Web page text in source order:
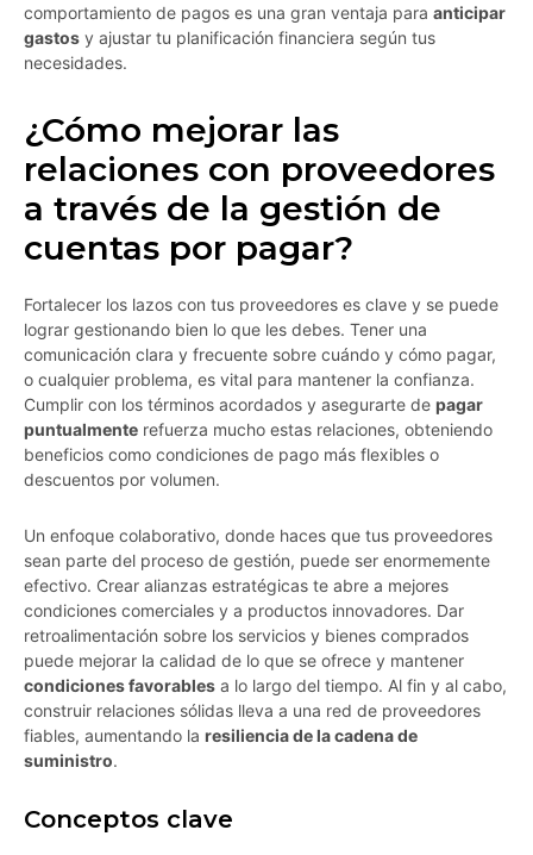
comportamiento de pagos es una gran ventaja para anticipar
gastos y ajustar tu planificación financiera según tus
necesidades.
¿Cómo mejorar las
relaciones con proveedores
a través de la gestión de
cuentas por pagar?
Fortalecer los lazos con tus proveedores es clave y se puede
lograr gestionando bien lo que les debes. Tener una
comunicación clara y frecuente sobre cuándo y cómo pagar,
o cualquier problema, es vital para mantener la confianza.
Cumplir con los términos acordados y asegurarte de pagar
puntualmente refuerza mucho estas relaciones, obteniendo
beneficios como condiciones de pago más flexibles o
descuentos por volumen.
Un enfoque colaborativo, donde haces que tus proveedores
sean parte del proceso de gestión, puede ser enormemente
efectivo. Crear alianzas estratégicas te abre a mejores
condiciones comerciales y a productos innovadores. Dar
retroalimentación sobre los servicios y bienes comprados
puede mejorar la calidad de lo que se ofrece y mantener
condiciones favorables a lo largo del tiempo. Al fin y al cabo,
construir relaciones sólidas lleva a una red de proveedores
fiables, aumentando la resiliencia de la cadena de
suministro.
Conceptos clave